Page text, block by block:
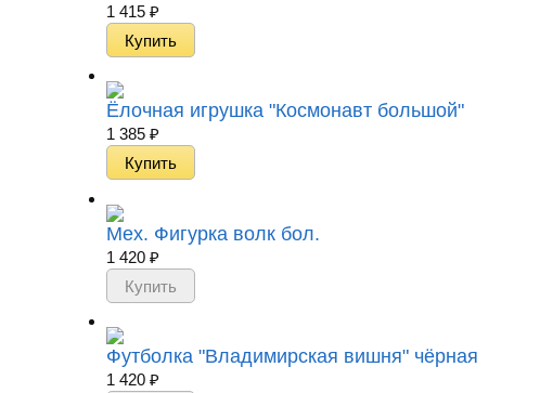
1 415 ₽
Ёлочная игрушка "Космонавт большой"
1 385 ₽
Мех. Фигурка волк бол.
1 420 ₽
Футболка "Владимирская вишня" чёрная
1 420 ₽